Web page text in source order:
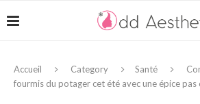
Accueil Category Santé
fourmis du potager cet été avec une épice pas